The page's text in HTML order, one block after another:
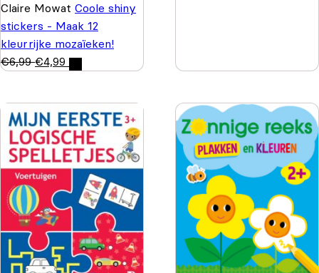
Claire Mowat Coole shiny
stickers - Maak 12
kleurrijke mozaïeken!
€6,99 €4,99